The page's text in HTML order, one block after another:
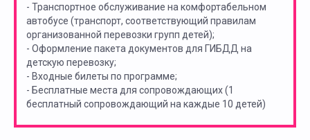
- Транспортное обслуживание на комфортабельном
автобусе (транспорт, соответствующий правилам
организованной перевозки групп детей);
- Оформление пакета документов для ГИБДД на
детскую перевозку;
- Входные билеты по программе;
- Бесплатные места для сопровождающих (1
бесплатный сопровождающий на каждые 10 детей)